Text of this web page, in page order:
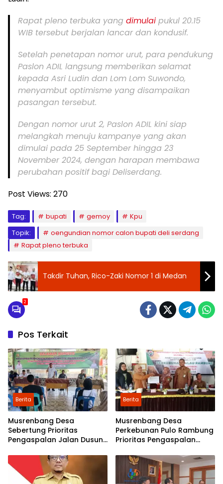
Rapat pleno terbuka yang dimulai pukul 20.15
WIB tersebut berjalan lancar dan kondusif.
Setelah penetapan nomor urut, para pendukung
Paslon ADIL langsung memberikan selamat
kepada Asri Ludin dan Lom Lom Suwondo,
menyambut optimisme yang disampaikan
pasangan tersebut.
Dengan nomor urut 2, Paslon ADIL kini siap
melangkah menuju kampanye yang akan
dimulai pada 25 September hingga 23
November 2024, dengan harapan membawa
perubahan positif bagi Deliserdang.
Post Views: 270
Tag: bupati gemoy
Kpu
Topik:
oengundian nomor calon bupati deli serdang
Rapat pleno terbuka
Takdir Tuhan, Rico-Zaki Nomor 1 di Medan
2
Pos Terkait
Berita
Musrenbang Desa
Sebertung Prioritas
Pengaspalan Jalan Dusun
Berita
Musrenbang Desa
Perkebunan Pulo Rambung
Prioritas Pengaspalan
Dusun Pondok Boyan